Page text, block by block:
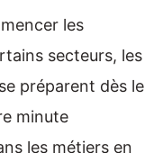
les
secteurs, les
préparent dès le
minute
les métiers en